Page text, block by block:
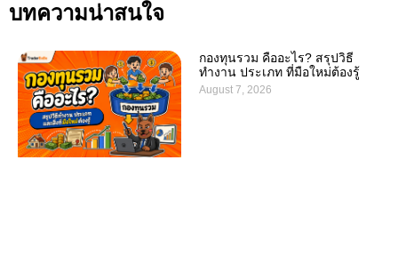
บทความน่าสนใจ
กองทุนรวม คืออะไร? สรุปวิธี
ทำงาน ประเภท ที่มือใหม่ต้องรู้
August 7, 2026